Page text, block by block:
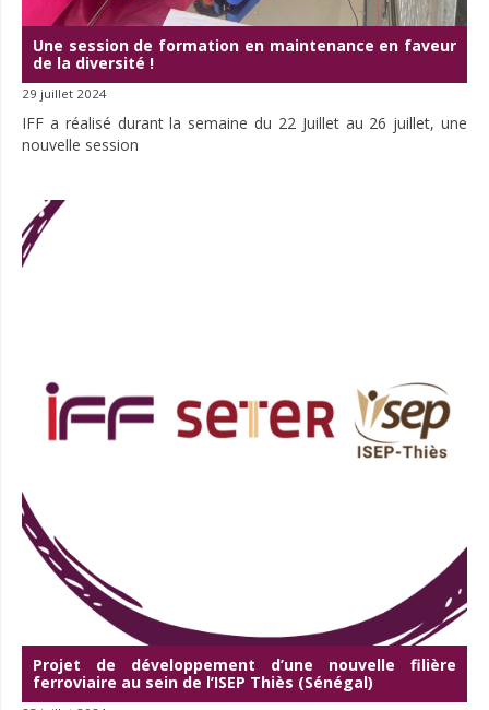
Une session de formation en maintenance en faveur
de la diversité !
29 juillet 2024
IFF a réalisé durant la semaine du 22 Juillet au 26 juillet, une
nouvelle session
Projet de développement d’une nouvelle filière
ferroviaire au sein de l’ISEP Thiès (Sénégal)